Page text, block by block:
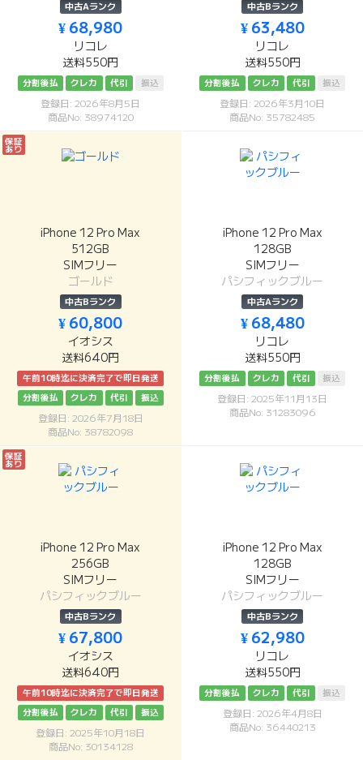
中古Aランク
¥ 68,980
リコレ
送料550円
分割後払 クレカ 代引 振込
登録日: 2026年8月5日
商品No: 38974120
中古Bランク
¥ 63,480
リコレ
送料550円
分割後払 クレカ 代引 振込
登録日: 2026年3月10日
商品No: 35782485
保証
あり
iPhone 12 Pro Max
512GB
SIMフリー
ゴールド
中古Bランク
¥ 60,800
イオシス
送料640円
午前10時迄に決済完了で即日発送
分割後払
クレカ 代引 振込
登録日: 2026年7月18日
商品No: 38782098
iPhone 12 Pro Max
128GB
SIMフリー
パシフィックブルー
中古Aランク
¥ 68,480
リコレ
送料550円
分割後払 クレカ 代引 振込
登録日: 2025年11月13日
商品No: 31283096
保証
あり
iPhone 12 Pro Max
256GB
SIMフリー
パシフィックブルー
中古Bランク
¥ 67,800
イオシス
送料640円
午前10時迄に決済完了で即日発送
分割後払
クレカ 代引 振込
登録日: 2025年10月18日
商品No: 30134128
iPhone 12 Pro Max
128GB
SIMフリー
パシフィックブルー
中古Bランク
¥ 62,980
リコレ
送料550円
分割後払 クレカ 代引 振込
登録日: 2026年4月8日
商品No: 36440213